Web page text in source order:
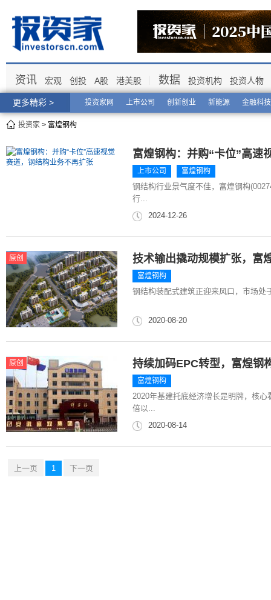
更多精彩 > 投资家网 上市公司 创新创业 新能源 金融科技
资讯 宏观 创投 A股 港美股 数据 投资机构 投资人物
投资家 > 富煌钢构
富煌钢构：并购“卡位”高速
上市公司 富煌钢构
钢结构行业景气度不佳，富煌钢构
行...
2024-12-26
原创 技术输出撬动规模扩张，富
富煌钢构
钢结构装配式建筑正迎来风口，市场处
2020-08-20
原创 持续加码EPC转型，富煌钢
富煌钢构
2020年基建托底经济增长是明牌，核
倍以...
2020-08-14
上一页 1 下一页